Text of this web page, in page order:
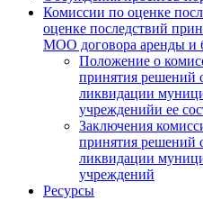
Комиссии по оценке
оценке последствий
МОО договора аренды и
Положение о
принятия решений
ликвидации
учрежденийи ее
Заключения
принятия решений
ликвидации
учреждений
Ресурсы